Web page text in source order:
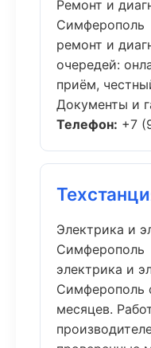
Ремонт и
Симферополь
ремонт и
очередей:
приём,
Документы и
Телефон: +7
Электрика и
Симферополь
электрика и
Симферополь
месяцев.